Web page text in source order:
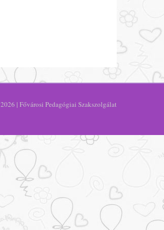
2026 | Fővárosi Pedagógiai Szakszolgálat